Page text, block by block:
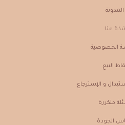
المدونة
نبذة عنـا
الخصوصية
البيع
و الإسترجاع
متكررة
الجودة